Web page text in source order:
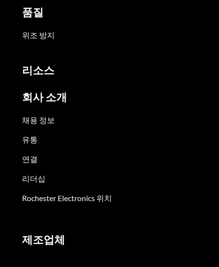
품질
위조 방지
리소스
회사 소개
채용 정보
유통
연결
리더십
Rochester Electronics 위치
제조업체